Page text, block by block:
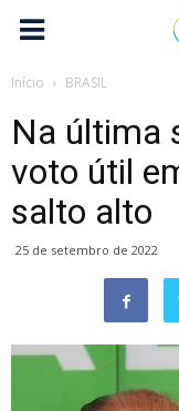
Início BRASIL
Na última
voto útil
salto alto
25 de setembro de 2022